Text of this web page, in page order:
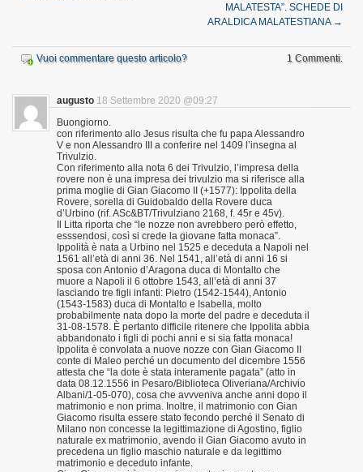
MALATESTA”. SCHEDE DI
ARALDICA MALATESTIANA →
Vuoi commentare questo articolo? 1 Commenti.
augusto 18 Settembre 2020 @09:27
Buongiorno.
con riferimento allo Jesus risulta che fu papa Alessandro
V e non Alessandro III a conferire nel 1409 l’insegna al
Trivulzio.
Con riferimento alla nota 6 dei Trivulzio, l’impresa della
rovere non è una impresa dei trivulzio ma si riferisce alla
prima moglie di Gian Giacomo II (+1577): Ippolita della
Rovere, sorella di Guidobaldo della Rovere duca
d’Urbino (rif. ASc&BT/Trivulziano 2168, f. 45r e 45v).
Il Litta riporta che “le nozze non avrebbero però effetto,
esssendosi, così si crede la giovane fatta monaca”.
Ippolità è nata a Urbino nel 1525 e deceduta a Napoli nel
1561 all’età di anni 36. Nel 1541, all’età di anni 16 si
sposa con Antonio d’Aragona duca di Montalto che
muore a Napoli il 6 ottobre 1543, all’età di anni 37
lasciando tre figli infanti: Pietro (1542-1544), Antonio
(1543-1583) duca di Montalto e Isabella, molto
probabilmente nata dopo la morte del padre e deceduta il
31-08-1578. È pertanto difficile ritenere che Ippolita abbia
abbandonato i figli di pochi anni e si sia fatta monaca!
Ippolita è convolata a nuove nozze con Gian Giacomo II
conte di Maleo perché un documento del dicembre 1556
attesta che “la dote è stata interamente pagata” (atto in
data 08.12.1556 in Pesaro/Biblioteca Oliveriana/Archivio
Albani/1-05-070), cosa che avvveniva anche anni dopo il
matrimonio e non prima. Inoltre, il matrimonio con Gian
Giacomo risulta essere stato fecondo perché il Senato di
Milano non concesse la legittimazione di Agostino, figlio
naturale ex matrimonio, avendo il Gian Giacomo avuto in
precedena un figlio maschio naturale e da legittimo
matrimonio e deceduto infante.